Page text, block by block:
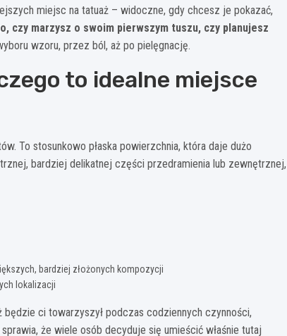
miejsc na tatuaż – widoczne, gdy chcesz je pokazać,
czy marzysz o swoim pierwszym tuszu, czy planujesz
wzoru, przez ból, aż po pielęgnację.
to idealne miejsce
To stosunkowo płaska powierzchnia, która daje dużo
bardziej delikatnej części przedramienia lub zewnętrznej,
bardziej złożonych kompozycji
lokalizacji
ci towarzyszył podczas codziennych czynności,
że wiele osób decyduje się umieścić właśnie tutaj